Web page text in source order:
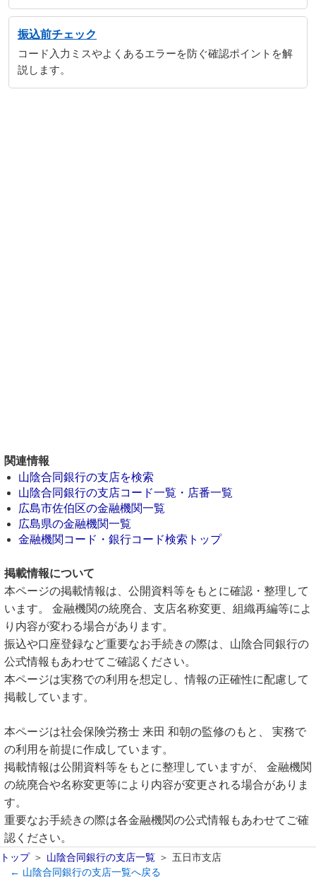
振込前チェック
コード入力ミスやよくあるエラーを防ぐ確認ポイントを解
説します。
関連情報
山陰合同銀行の支店を検索
山陰合同銀行の支店コード一覧・店番一覧
広島市佐伯区の金融機関一覧
広島県の金融機関一覧
金融機関コード・銀行コード検索トップ
掲載情報について
本ページの掲載情報は、公開資料等をもとに確認・整理して
います。 金融機関の統廃合、支店名称変更、組織再編等によ
り内容が変わる場合があります。
振込や口座登録など重要なお手続きの際は、山陰合同銀行の
公式情報もあわせてご確認ください。
本ページは実務での利用を想定し、情報の正確性に配慮して
掲載しています。
本ページは社会保険労務士 来田 和朝の監修のもと、 実務で
の利用を前提に作成しています。
掲載情報は公開資料等をもとに整理していますが、 金融機関
の統廃合や名称変更等により内容が変更される場合がありま
す。
重要なお手続きの際は各金融機関の公式情報もあわせてご確
認ください。
トップ 山陰合同銀行の支店一覧
五日市支店
← 山陰合同銀行の支店一覧へ戻る